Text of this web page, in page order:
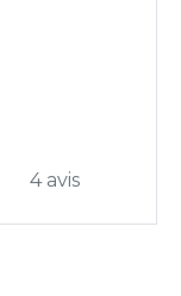
4 avis